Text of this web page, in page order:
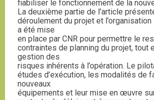
fiabiliser le fonctionnement de la
La deuxième partie de l’article
déroulement du projet et
a été mise
en place par CNR pour permettre le
contraintes de planning du projet, tout
gestion des
risques inhérents à l’opération. Le
études d’exécution, les modalités de
nouveaux
équipements et leur mise en œuvre